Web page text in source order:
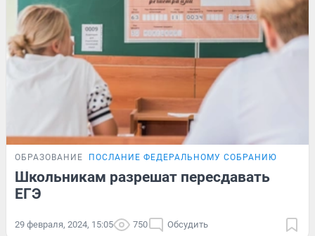
ОБРАЗОВАНИЕ ПОСЛАНИЕ ФЕДЕРАЛЬНОМУ СОБРАНИЮ
Школьникам разрешат пересдавать
ЕГЭ
29 февраля, 2024, 15:05 750 Обсудить